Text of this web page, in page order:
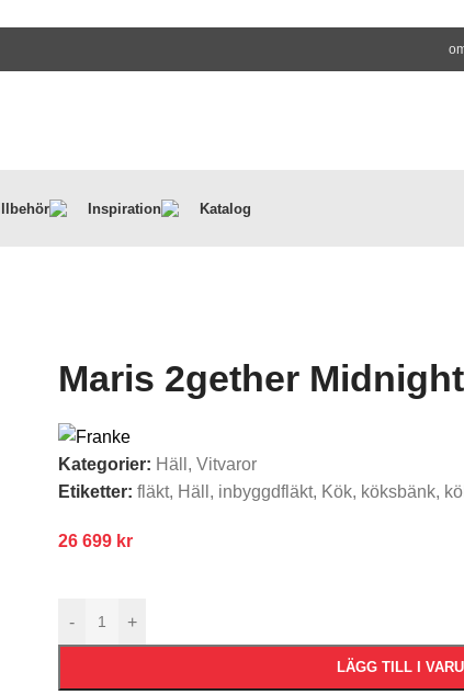
Inspiration Katalog
Maris 2gether
Kategorier: Häll , Vitvaror
Etiketter: fläkt, Häll , inbyggdfläkt, Kök, köksbänk,
26 699 kr
- +
LÄGG TILL I